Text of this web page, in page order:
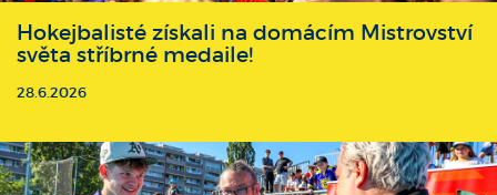
Hokejbalisté získali na domácím Mistrovství
světa stříbrné medaile!
28.6.2026